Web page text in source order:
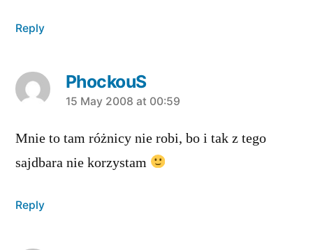
Reply
PhockouS
says:
15 May 2008 at 00:59
Mnie to tam różnicy nie robi, bo i tak z tego
sajdbara nie korzystam
Reply